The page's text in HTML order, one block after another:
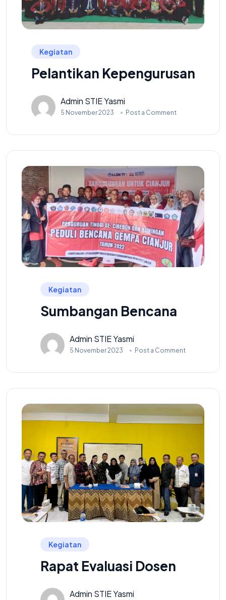
Kegiatan
Pelantikan Kepengurusan
Admin STIE Yasmi
5 November 2023 Post a Comment
Kegiatan
Sumbangan Bencana
Admin STIE Yasmi
5 November 2023 Post a Comment
Kegiatan
Rapat Evaluasi Dosen
Admin STIE Yasmi